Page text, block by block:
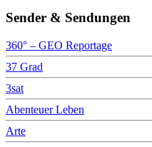
Sender & Sendungen
360° – GEO Reportage
37 Grad
3sat
Abenteuer Leben
Arte